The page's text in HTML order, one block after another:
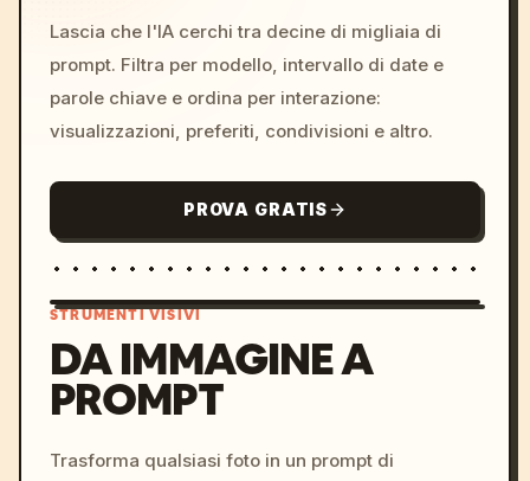
Lascia che l'IA cerchi tra decine di migliaia di
prompt. Filtra per modello, intervallo di date e
parole chiave e ordina per interazione:
visualizzazioni, preferiti, condivisioni e altro.
PROVA GRATIS
colors, 8k --v 6.0
STRUMENTI VISIVI
DA IMMAGINE A
PROMPT
Trasforma qualsiasi foto in un prompt di